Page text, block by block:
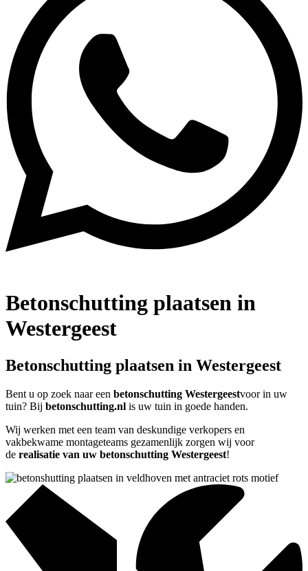
Betonschutting plaatsen in
Westergeest
Betonschutting plaatsen in Westergeest
Bent u op zoek naar een betonschutting Westergeestvoor in uw
tuin? Bij betonschutting.nl is uw tuin in goede handen.
Wij werken met een team van deskundige verkopers en
vakbekwame montageteams gezamenlijk zorgen wij voor
de realisatie van uw betonschutting Westergeest!